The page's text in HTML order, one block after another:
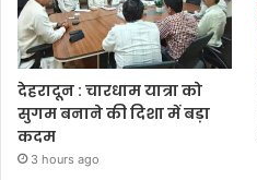
देहरादून : चारधाम यात्रा को
सुगम बनाने की दिशा में बड़ा
कदम
3 hours ago